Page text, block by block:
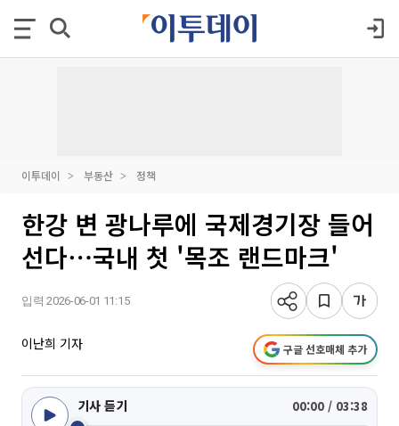
이투데이 부동산 정책
한강 변 광나루에 국제경기장 들어
선다⋯국내 첫 '목조 랜드마크'
입력 2026-06-01 11:15
이난희 기자 구글 선호매체 추가
기사 듣기 00:00 / 03:38